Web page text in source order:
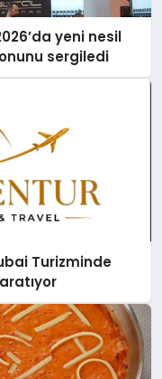
yeni nesil
sergiledi
Turizminde